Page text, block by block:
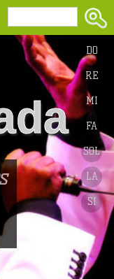
DO
RE
MI
FA
SOL
LA
SI